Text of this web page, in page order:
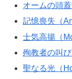
オームの頭
記憶喪失（
士気高揚（
殉教者の叫び
聖なる光（